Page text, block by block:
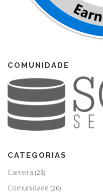
COMUNIDADE
CATEGORIAS
Carreira (28)
Comunidade (20)